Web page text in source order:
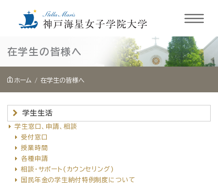
在学生の皆様へ
ホーム 在学生の皆様へ
学生生活
学生窓口、申請、相談
受付窓口
授業時間
各種申請
相談・サポート(カウンセリング)
国民年金の学生納付特例制度について